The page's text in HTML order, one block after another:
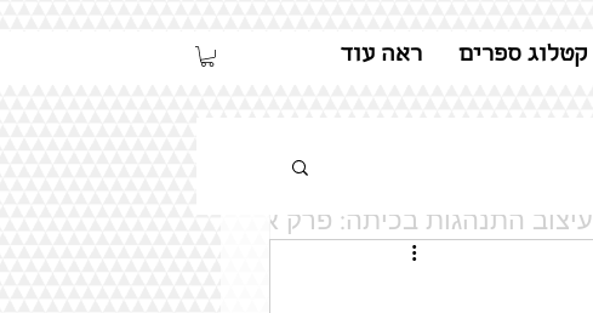
קטלוג ספרים ראה עוד
עיצוב התנהגות בכיתה: פרק א'